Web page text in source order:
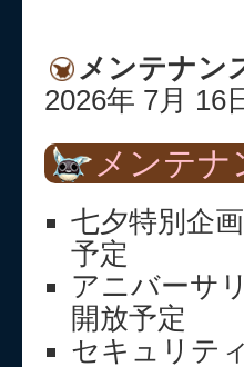
メンテナン
2026年 7月 16
メンテナ
七夕特別企
予定
アニバーサ
開放予定
セキュリテ